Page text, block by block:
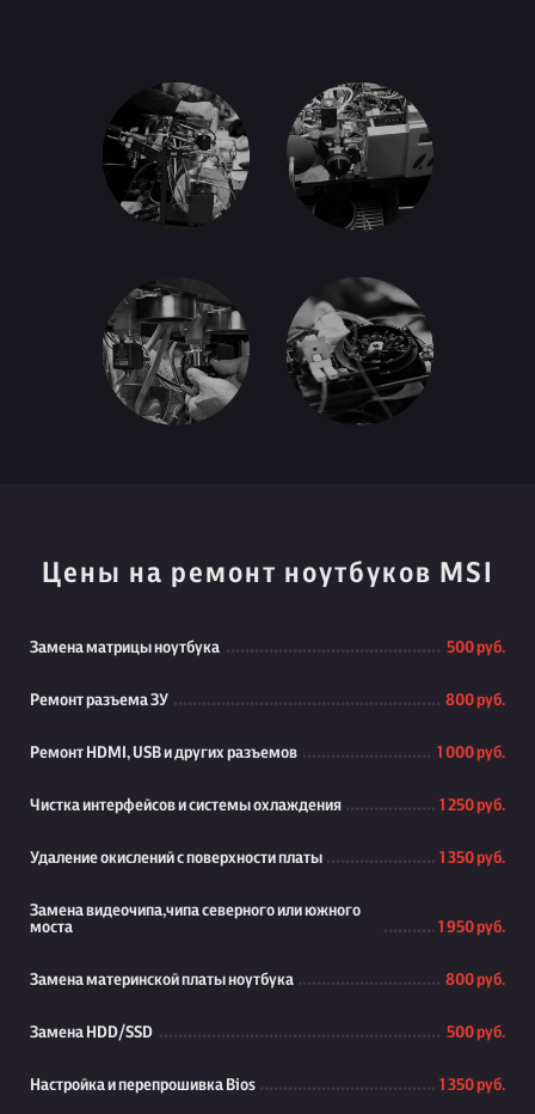
Цены на ремонт ноутбуков MSI
Замена матрицы ноутбука 500 руб.
Ремонт разъема ЗУ 800 руб.
Ремонт HDMI, USB и других разъемов 1 000 руб.
Чистка интерфейсов и системы охлаждения 1 250 руб.
Удаление окислений с поверхности платы 1 350 руб.
Замена видеочипа,чипа северного или южного
моста
1 950 руб.
Замена материнской платы ноутбука 800 руб.
Замена HDD/SSD 500 руб.
Настройка и перепрошивка Bios 1 350 руб.